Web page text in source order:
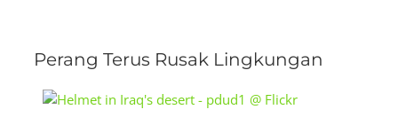
Perang Terus Rusak Lingkungan